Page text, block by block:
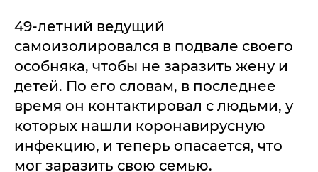
49-летний ведущий
самоизолировался в подвале своего
особняка, чтобы не заразить жену и
детей. По его словам, в последнее
время он контактировал с людьми, у
которых нашли коронавирусную
инфекцию, и теперь опасается, что
мог заразить свою семью.